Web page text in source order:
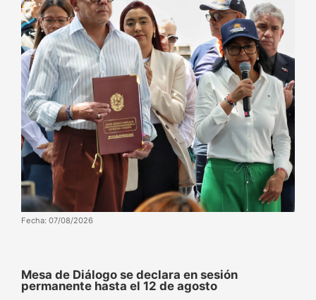
Fecha: 07/08/2026
Mesa de Diálogo se declara en sesión
permanente hasta el 12 de agosto